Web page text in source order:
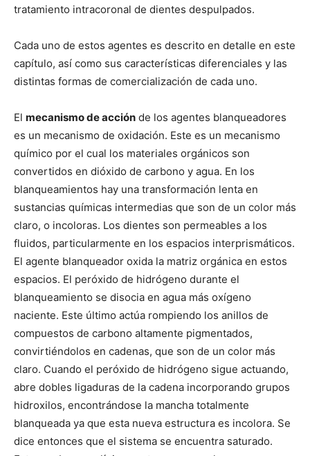
tratamiento intracoronal de dientes despulpados.
Cada uno de estos agentes es descrito en detalle en este
capítulo, así como sus características diferenciales y las
distintas formas de comercialización de cada uno.
El mecanismo de acción de los agentes blanqueadores
es un mecanismo de oxidación. Este es un mecanismo
químico por el cual los materiales orgánicos son
convertidos en dióxido de carbono y agua. En los
blanqueamientos hay una transformación lenta en
sustancias químicas intermedias que son de un color más
claro, o incoloras. Los dientes son permeables a los
fluidos, particularmente en los espacios interprismáticos.
El agente blanqueador oxida la matriz orgánica en estos
espacios. El peróxido de hidrógeno durante el
blanqueamiento se disocia en agua más oxígeno
naciente. Este último actúa rompiendo los anillos de
compuestos de carbono altamente pigmentados,
convirtiéndolos en cadenas, que son de un color más
claro. Cuando el peróxido de hidrógeno sigue actuando,
abre dobles ligaduras de la cadena incorporando grupos
hidroxilos, encontrándose la mancha totalmente
blanqueada ya que esta nueva estructura es incolora. Se
dice entonces que el sistema se encuentra saturado.